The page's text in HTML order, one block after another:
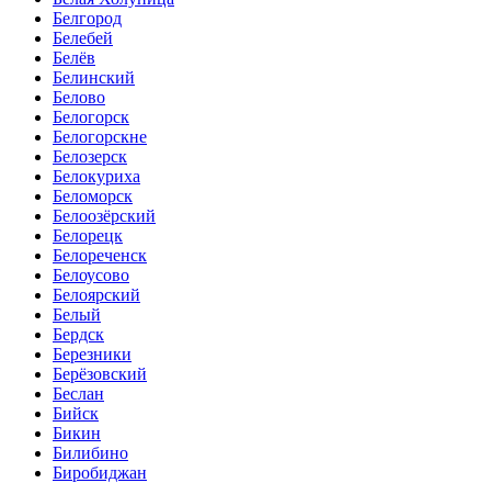
Белгород
Белебей
Белёв
Белинский
Белово
Белогорск
Белогорскне
Белозерск
Белокуриха
Беломорск
Белоозёрский
Белорецк
Белореченск
Белоусово
Белоярский
Белый
Бердск
Березники
Берёзовский
Беслан
Бийск
Бикин
Билибино
Биробиджан